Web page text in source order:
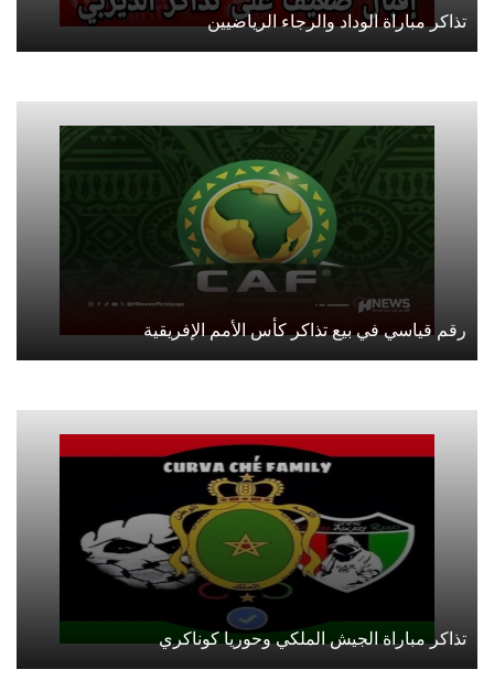
تذاكر مباراة الوداد والرجاء الرياضيين
رقم قياسي في بيع تذاكر كأس الأمم الإفريقية
تذاكر مباراة الجيش الملكي وحوريا كوناكري